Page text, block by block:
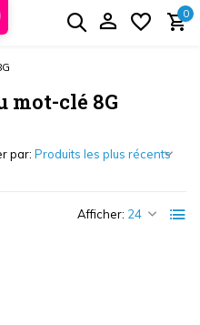
0
mot-clé 8G
Afficher:
par: